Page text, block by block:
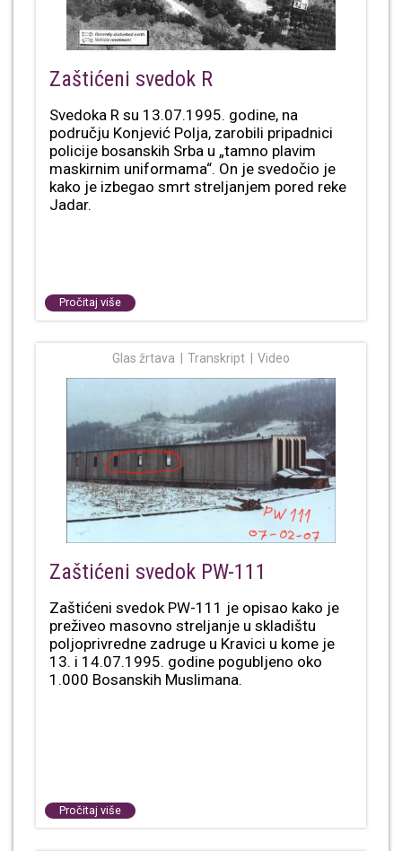
Zaštićeni svedok R
Svedoka R su 13.07.1995. godine, na
području Konjević Polja, zarobili pripadnici
policije bosanskih Srba u „tamno plavim
maskirnim uniformama“. On je svedočio je
kako je izbegao smrt streljanjem pored reke
Jadar.
Pročitaj više
Glas žrtava Transkript Video
Zaštićeni svedok PW-111
Zaštićeni svedok PW-111 je opisao kako je
preživeo masovno streljanje u skladištu
poljoprivredne zadruge u Kravici u kome je
13. i 14.07.1995. godine pogubljeno oko
1.000 Bosanskih Muslimana.
Pročitaj više